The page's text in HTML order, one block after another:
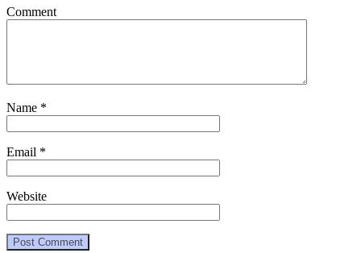
Comment
Name *
Email *
Website